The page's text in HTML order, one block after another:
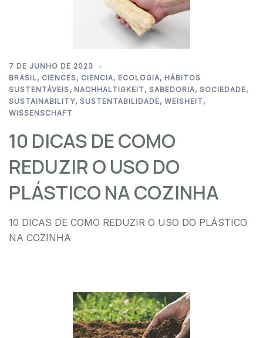
7 DE JUNHO DE 2023
BRASIL, CIENCES, CIENCIA, ECOLOGIA, HÁBITOS
SUSTENTÁVEIS, NACHHALTIGKEIT, SABEDORIA, SOCIEDADE,
SUSTAINABILITY, SUSTENTABILIDADE, WEISHEIT,
WISSENSCHAFT
10 DICAS DE COMO
REDUZIR O USO DO
PLÁSTICO NA COZINHA
10 DICAS DE COMO REDUZIR O USO DO PLÁSTICO
NA COZINHA